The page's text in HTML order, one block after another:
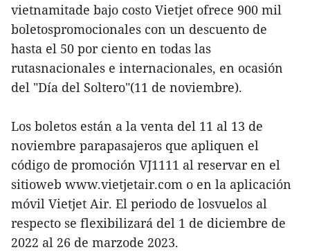
vietnamitade bajo costo Vietjet ofrece 900 mil
boletospromocionales con un descuento de
hasta el 50 por ciento en todas las
rutasnacionales e internacionales, en ocasión
del "Día del Soltero"(11 de noviembre).
Los boletos están a la venta del 11 al 13 de
noviembre parapasajeros que apliquen el
código de promoción VJ1111 al reservar en el
sitioweb www.vietjetair.com o en la aplicación
móvil Vietjet Air. El periodo de losvuelos al
respecto se flexibilizará del 1 de diciembre de
2022 al 26 de marzode 2023.